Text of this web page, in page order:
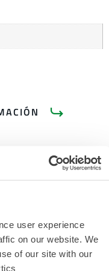
user experience
on our website. We
of our site with our
DEL